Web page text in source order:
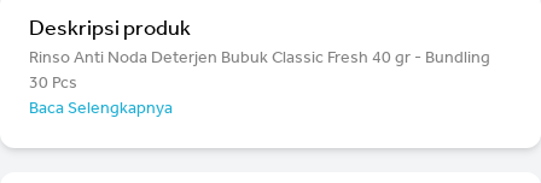
Deskripsi produk
Rinso Anti Noda Deterjen Bubuk Classic Fresh 40 gr - Bundling
30 Pcs
Baca Selengkapnya